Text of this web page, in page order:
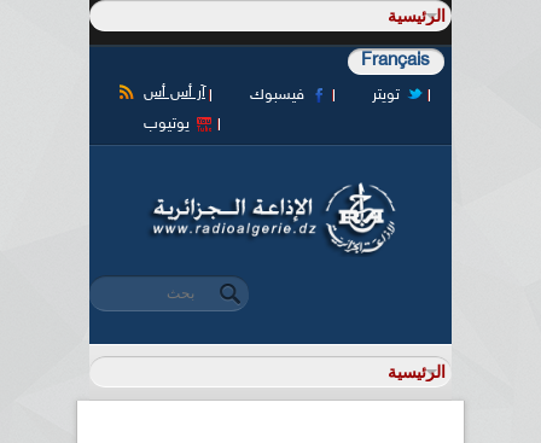
Français
آر أس أس فيسبوك
تويتر
يوتيوب
استمارة البحث
‏بحث ‏